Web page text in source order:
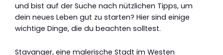
und bist auf der Suche nach nützlichen Tipps, um
dein neues Leben gut zu starten? Hier sind einige
wichtige Dinge, die du beachten solltest.
Stavanger, eine malerische Stadt im Westen